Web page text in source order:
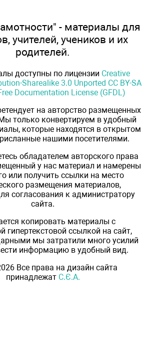
- материалы для
учителей, учеников и их
родителей.
доступны по лицензии Creative
Sharealike 3.0 Unported CC BY-SA
Documentation License (GFDL)
на авторство размещенных
только конвертируем в удобный
которые находятся в открытом
нашими посетителями.
обладателем авторского права
у нас материал и намерены
или получить ссылки на место
размещения материалов,
согласования к администратору
сайта.
копировать материалы с
гипертекстовой ссылкой на сайт,
мы затратили много усилий
информацию в удобный вид.
Все права на дизайн сайта
принадлежат С.Є.А.